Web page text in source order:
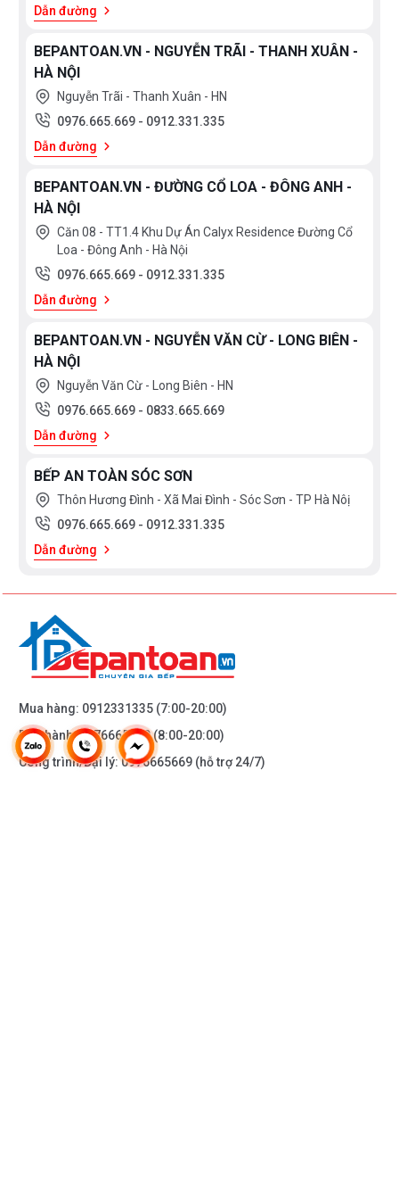
Dẫn đường
BEPANTOAN.VN - NGUYỄN TRÃI - THANH XUÂN -
HÀ NỘI
Nguyễn Trãi - Thanh Xuân - HN
0976.665.669 - 0912.331.335
Dẫn đường
BEPANTOAN.VN - ĐƯỜNG CỔ LOA - ĐÔNG ANH -
HÀ NỘI
Căn 08 - TT1.4 Khu Dự Án Calyx Residence Đường Cổ
Loa - Đông Anh - Hà Nội
0976.665.669 - 0912.331.335
Dẫn đường
BEPANTOAN.VN - NGUYỄN VĂN CỪ - LONG BIÊN -
HÀ NỘI
Nguyễn Văn Cừ - Long Biên - HN
0976.665.669 - 0833.665.669
Dẫn đường
BẾP AN TOÀN SÓC SƠN
Thôn Hương Đình - Xã Mai Đình - Sóc Sơn - TP Hà Nôị
0976.665.669 - 0912.331.335
Dẫn đường
Mua hàng: 0912331335 (7:00-20:00)
Bảo hành:0976665669(8:00-20:00)
Công trình/Đại lý:0976665669 (hỗ trợ 24/7)